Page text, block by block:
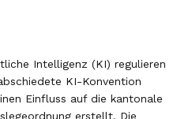
Intelligenz (KI) regulieren
KI-Konvention
Einfluss auf die kantonale
erstellt. Die